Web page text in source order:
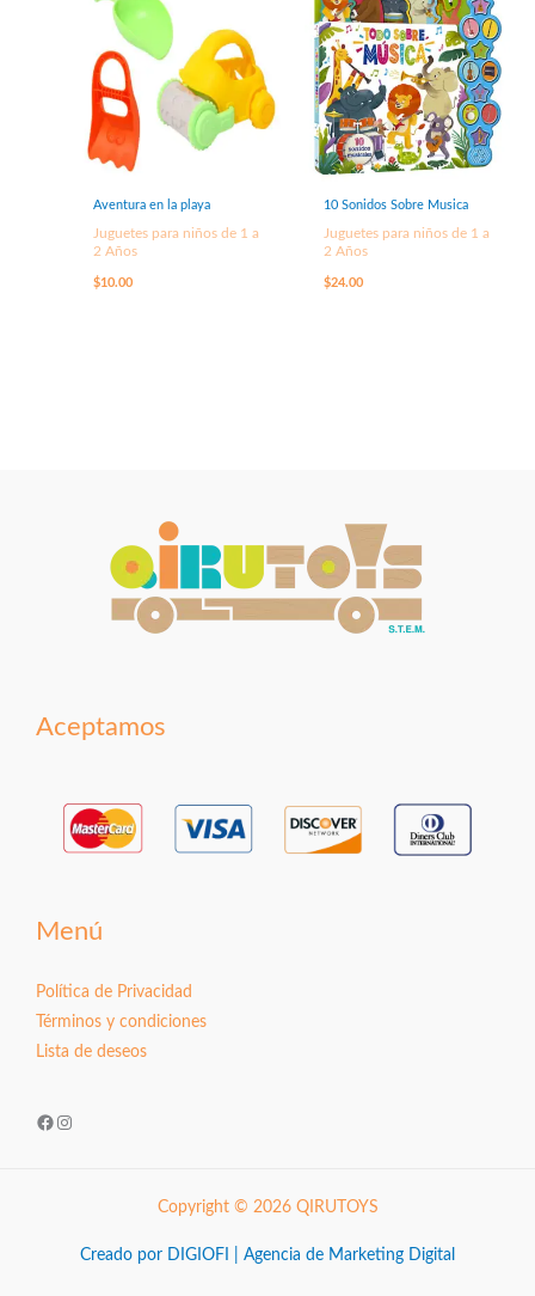
Aventura en la playa
Juguetes para niños de 1 a
2 Años
$10.00
10 Sonidos Sobre Musica
Juguetes para niños de 1 a
2 Años
$24.00
Aceptamos
Menú
Política de Privacidad
Términos y condiciones
Lista de deseos
Facebook
Instagram
Copyright © 2026 QIRUTOYS
Creado por DIGIOFI | Agencia de Marketing Digital